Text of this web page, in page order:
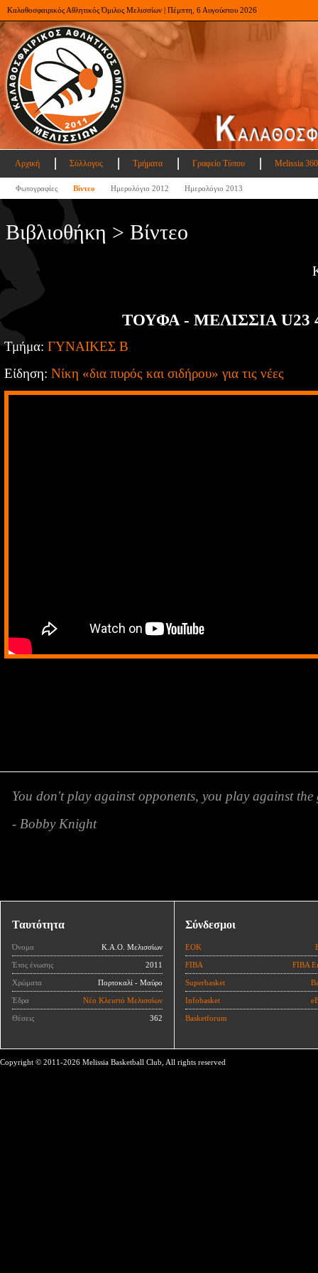
Καλαθοσφαιρικός Αθλητικός Όμιλος Μελισσίων | Πέμπτη, 6 Αυγούστου 2026
Αρχική Σύλλογος Τμήματα Γραφείο Τύπου Melissia
Φωτογραφίες Βίντεο Ημερολόγιο 2012 Ημερολόγιο 2013
Βιβλιοθήκη > Βίντεο
ΤΟΥΦΑ - ΜΕΛΙΣΣΙΑ U23
Τμήμα: ΓΥΝΑΙΚΕΣ Β
Είδηση: Νίκη «δια πυρός και σιδήρου» για τις νέες
You don't play against opponents, you play against the
- Bobby Knight
Ταυτότητα
Όνομα Κ.Α.Ο. Μελισσίων
Έτος ένωσης 2011
Χρώματα Πορτοκαλί - Μαύρο
Έδρα Νέο Κλειστό Μελισσίων
Θέσεις 362
Σύνδεσμοι
ΕΟΚ
FIBA FIBA
Superbasket
Infobasket
Basketforum
Copyright © 2011-2026 Melissia Basketball Club, All rights reserved